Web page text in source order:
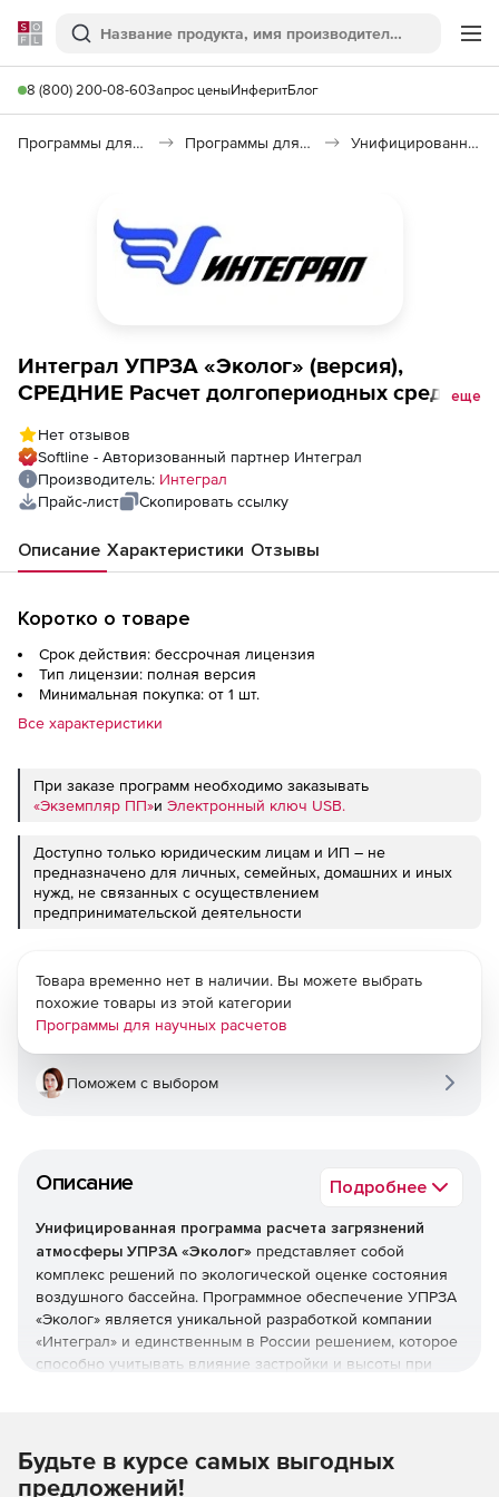
Softline
Поиск
8 (800) 200-08-60Запрос ценыИнферитБлог
Программы для образования и науки Программы для научных расчетов Унифицированная программа расчета загрязнений атмосферы УПРЗА «Эколог»
Интеграл УПРЗА «Эколог» (версия),
СРЕДНИЕ Расчет долгопериодных средних
(кроме 10.5.5) МРР-2017
еще
Нет отзывов
Softline - Авторизованный партнер Интеграл
Производитель: Интеграл
Прайс-лист
Скопировать ссылку
Описание Характеристики Отзывы
Коротко о товаре
Срок действия: бессрочная лицензия
Тип лицензии: полная версия
Минимальная покупка: от 1 шт.
Все характеристики
При заказе программ необходимо заказывать
«Экземпляр ПП»и Электронный ключ USB.
Доступно только юридическим лицам и ИП – не
предназначено для личных, семейных, домашних и иных
нужд, не связанных с осуществлением
предпринимательской деятельности
Описание Подробнее
Унифицированная программа расчета загрязнений
атмосферы УПРЗА «Эколог» представляет собой
комплекс решений по экологической оценке состояния
воздушного бассейна. Программное обеспечение УПРЗА
«Эколог» является уникальной разработкой компании
«Интеграл» и единственным в России решением, которое
способно учитывать влияние застройки и высоты при
УПРЗА «Эколог» вариант «Базовый»определяет
приземные концентрации загрязняющих веществ в
Товара временно нет в наличии. Вы можете выбрать
похожие товары из этой категории
Программы для научных расчетов
Поможем с выбором
Будьте в курсе самых выгодных
предложений!